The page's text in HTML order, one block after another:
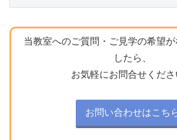
当教室へのご質問・ご見学の希望が
したら、
お気軽にお問合せくださ
お問い合わせはこち